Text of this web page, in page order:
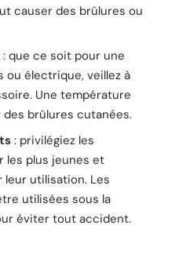
causer des brûlures ou
: que ce soit pour une
ou électrique, veillez à
Une température
brûlures cutanées.
: privilégiez les
les plus jeunes et
utilisation. Les
utilisées sous la
éviter tout accident.